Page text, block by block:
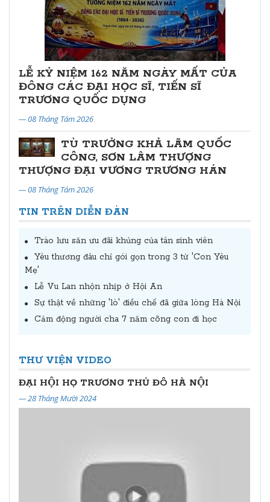
LỄ KỶ NIỆM 162 NĂM NGÀY MẤT CỦA
ĐÔNG CÁC ĐẠI HỌC SĨ, TIẾN SĨ
TRƯƠNG QUỐC DỤNG
— 08 Tháng Tám 2026
TÙ TRƯỞNG KHẢ LÃM QUỐC
CÔNG, SƠN LÂM THƯỢNG
THƯỢNG ĐẠI VƯƠNG TRƯƠNG HÁN
— 08 Tháng Tám 2026
TIN TRÊN DIỄN ĐÀN
Trào lưu săn ưu đãi khủng của tân sinh viên
Yêu thương đâu chỉ gói gọn trong 3 từ 'Con Yêu
Mẹ'
Lễ Vu Lan nhộn nhịp ở Hội An
Sự thật về những 'lò' điều chế đã giữa lòng Hà Nội
Cảm động người cha 7 năm cõng con đi học
THƯ VIỆN VIDEO
ĐẠI HỘI HỌ TRƯƠNG THỦ ĐÔ HÀ NỘI
— 28 Tháng Mười 2024